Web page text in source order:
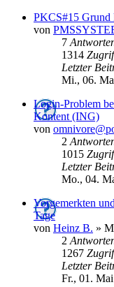
PKCS#15 Grund
von
7
1314
Letzter
Mi., 06.
Login-Problem
Kontent (ING)
von
2
1015
Letzter
Mo., 04.
Vorgemerkten
Tage
von Heinz B. »
2
1267
Letzter
Fr., 01.